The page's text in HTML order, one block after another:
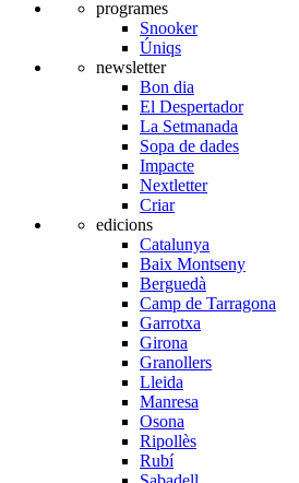
programes
Snooker
Úniqs
newsletter
Bon dia
El Despertador
La Setmanada
Sopa de dades
Impacte
Nextletter
Criar
edicions
Catalunya
Baix Montseny
Berguedà
Camp de Tarragona
Garrotxa
Girona
Granollers
Lleida
Manresa
Osona
Ripollès
Rubí